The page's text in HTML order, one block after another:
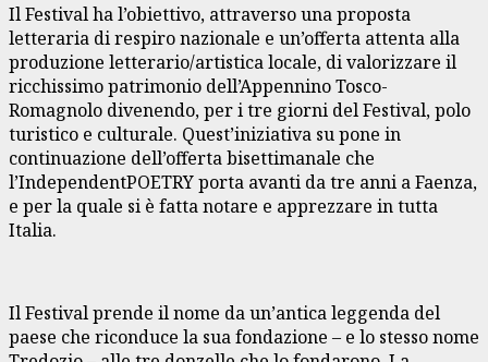
Il Festival ha l’obiettivo, attraverso una proposta
letteraria di respiro nazionale e un’offerta attenta alla
produzione letterario/artistica locale, di valorizzare il
ricchissimo patrimonio dell’Appennino Tosco-
Romagnolo divenendo, per i tre giorni del Festival, polo
turistico e culturale. Quest’iniziativa su pone in
continuazione dell’offerta bisettimanale che
l’IndependentPOETRY porta avanti da tre anni a Faenza,
e per la quale si è fatta notare e apprezzare in tutta
Italia.
Il Festival prende il nome da un’antica leggenda del
paese che riconduce la sua fondazione – e lo stesso nome